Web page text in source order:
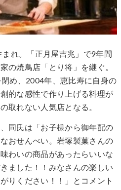
れ。「正月屋吉兆」で9年間
の焼鳥店「とり将」を継ぐ。
め、2004年、恵比寿に自身の
的な感性で作り上げる料理が
取れない人気店となる。
同氏は「お子様から御年配の
おせんべい。岩塚製菓さんの
わいの商品があったらいいな
ました！！みなさんの楽しい
りください！！」とコメント